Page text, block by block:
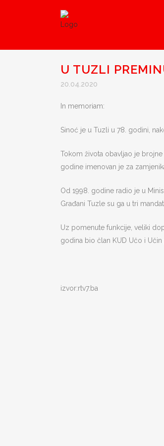
U TUZLI
20.04.2020
In memoriam:
Sinoć je u Tuzli u 78. godini,
Tokom života obavljao je
godine imenovan je za
Od 1998. godine radio je u
Građani Tuzle su ga u tri
Uz pomenute funkcije, veliki
godina bio član KUD Učo i Učin
izvor:rtv7.ba